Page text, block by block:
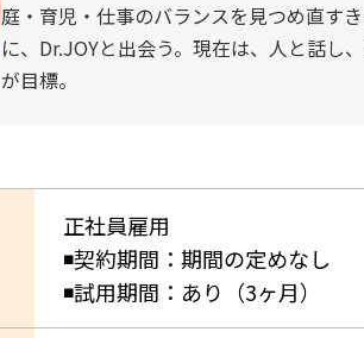
庭・育児・仕事のバランスを見つめ直す
に、Dr.JOYと出会う。現在は、人と話し
が目標。
正社員雇用
◾️契約期間：期間の定めなし
◾試用期間：あり（3ヶ月）